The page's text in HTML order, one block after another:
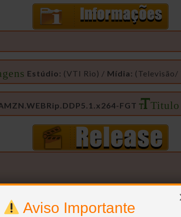
Aviso Importante
Estúdio: (VTI Rio) / Mídia: (Televisão/
FGT
– H.264 / AVC / 16:9 / 13.400 Kbps / 23.976
/ 5.1 / 48 kHz / 640 kbps Legenda1: